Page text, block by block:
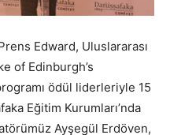
Edward, Uluslararası
of Edinburgh’s
ödül liderleriyle 15
Eğitim Kurumları’nda
Ayşegül Erdöven,